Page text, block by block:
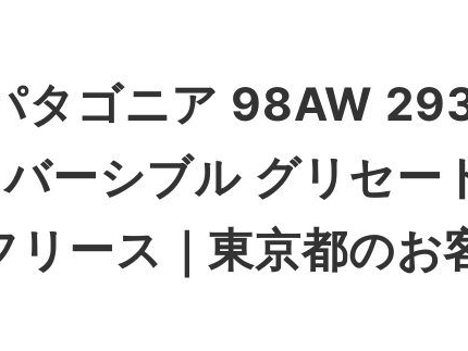
タゴニア 98AW
ーシブル グリセー
リース｜東京都のお